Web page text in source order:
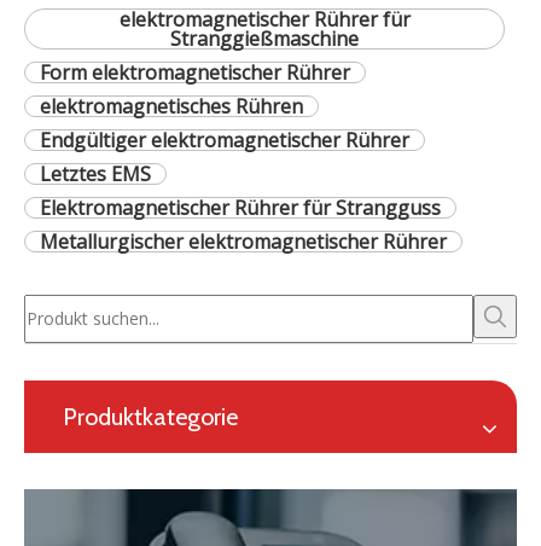
elektromagnetischer Rührer für
Stranggießmaschine
Form elektromagnetischer Rührer
elektromagnetisches Rühren
Endgültiger elektromagnetischer Rührer
Letztes EMS
Elektromagnetischer Rührer für Strangguss
Metallurgischer elektromagnetischer Rührer
Produktkategorie